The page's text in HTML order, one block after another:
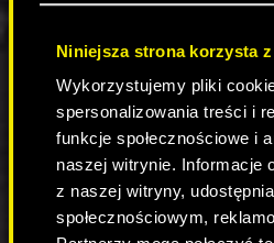
Niniejsza strona korzysta
Wykorzystujemy pliki
spersonalizowania treści i
funkcje społecznościowe i
naszej witrynie. Informacje
z naszej witryny,
społecznościowym,
lutego 2026!
Oczywiście dobrze
najlepsze nagrody. Oto i one:
1 Główna nagroda:
Karta Graficzna
Figurka Cyberpunk